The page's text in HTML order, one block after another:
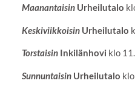
Maanantaisin Urheilutalo
KeskiviikkoisinUrheilutalo
Torstaisin Inkilänhovi klo
Sunnuntaisin Urheilutalo